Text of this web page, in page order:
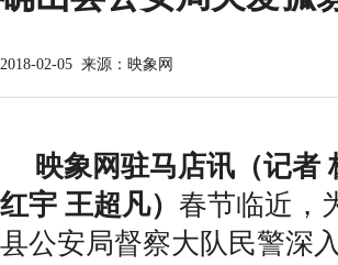
2018-02-05 来源：映象网
映象网驻马店讯（记者
红宇 王超凡） 春节临近，
县公安局督察大队民警深